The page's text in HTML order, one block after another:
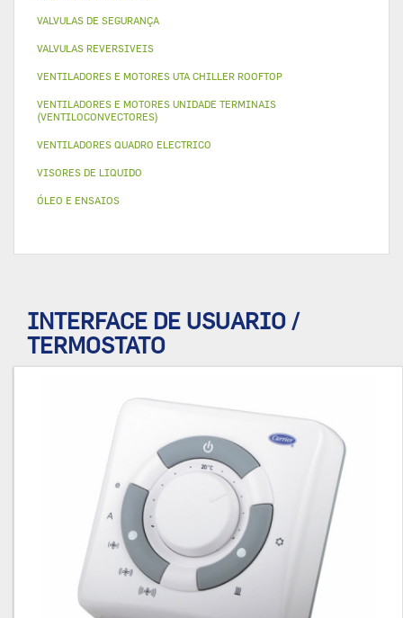
VALVULAS DE SEGURANÇA
VALVULAS REVERSIVEIS
VENTILADORES E MOTORES UTA CHILLER ROOFTOP
VENTILADORES E MOTORES UNIDADE TERMINAIS
(VENTILOCONVECTORES)
VENTILADORES QUADRO ELECTRICO
VISORES DE LIQUIDO
ÓLEO E ENSAIOS
INTERFACE DE USUARIO /
TERMOSTATO